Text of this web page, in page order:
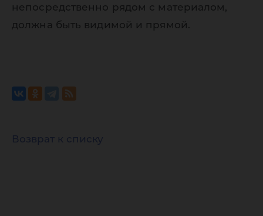
непосредственно рядом с материалом,
должна быть видимой и прямой.
Возврат к списку